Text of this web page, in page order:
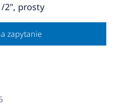
2", prosty
zapytanie